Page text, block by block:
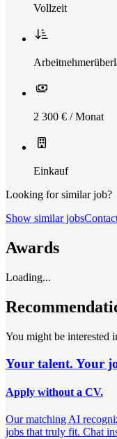
Vollzeit
2 300 € / Monat
Einkauf
Looking for similar job?
Show similar jobs
Awards
Loading...
You might be interested
Your talent. Your
Apply without a CV.
Our matching AI
jobs that truly fit. Chat